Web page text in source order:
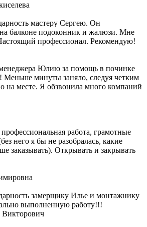
мастеру Сергею. Он
балконе подоконник и жалюзи. Мне
профессионал. Рекомендую!
Юлию за помощь в починке
Меньше минуты заняло, следуя четким
на месте. Я обзвонила много компаний
работа, грамотные
него я бы не разобралась, какие
заказывать). Открывать и закрывать
замерщику Илье и монтажнику
выполненную работу!!!